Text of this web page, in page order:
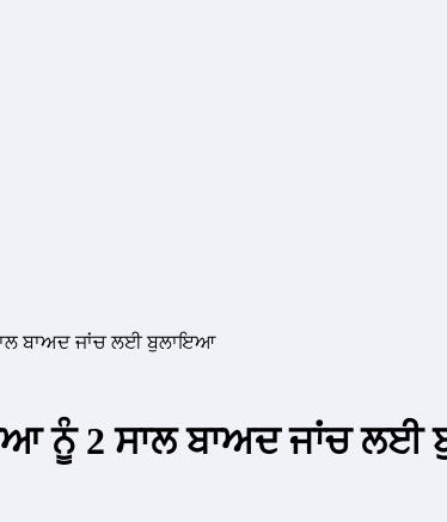
ਬਾਅਦ ਜਾਂਚ ਲਈ ਬੁਲਾਇਆ
ਨੂੰ 2 ਸਾਲ ਬਾਅਦ ਜਾਂਚ